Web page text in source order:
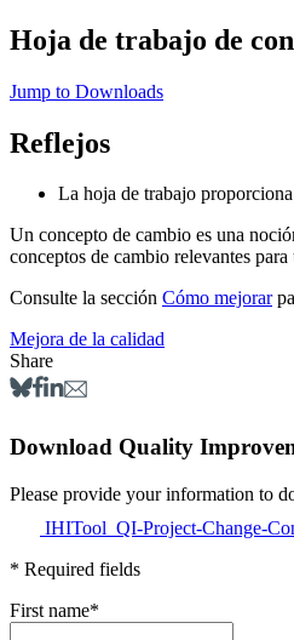
Hoja de trabajo de
Jump to Downloads
Reflejos
La hoja de trabajo
Un concepto de cambio es una
conceptos de cambio relevantes
Consulte la sección Cómo mejorar
Mejora de la calidad
Share
Download Quality
Please provide your
IHITool_QI-Project-Change-
* Required fields
First name*